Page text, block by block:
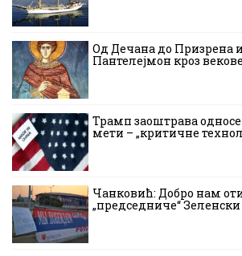
Од Дечана до Призрена
Пантелејмон кроз
Трамп заоштрава
мети – „критичне
Чанковић: Добро нам
„председниче“ Зеленски